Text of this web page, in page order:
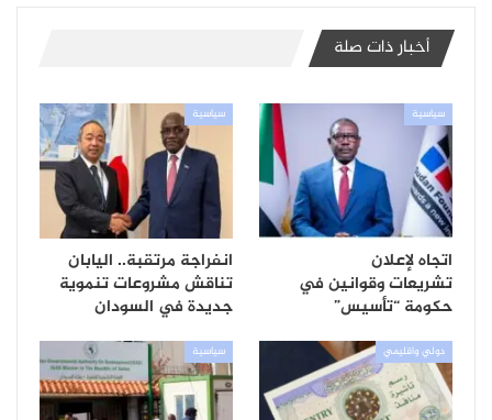
أخبار ذات صلة
سياسية
اتجاه لإعلان
تشريعات وقوانين في
حكومة “تأسيس”
سياسية
انفراجة مرتقبة.. اليابان
تناقش مشروعات تنموية
جديدة في السودان
دولي واقليمي سياسية